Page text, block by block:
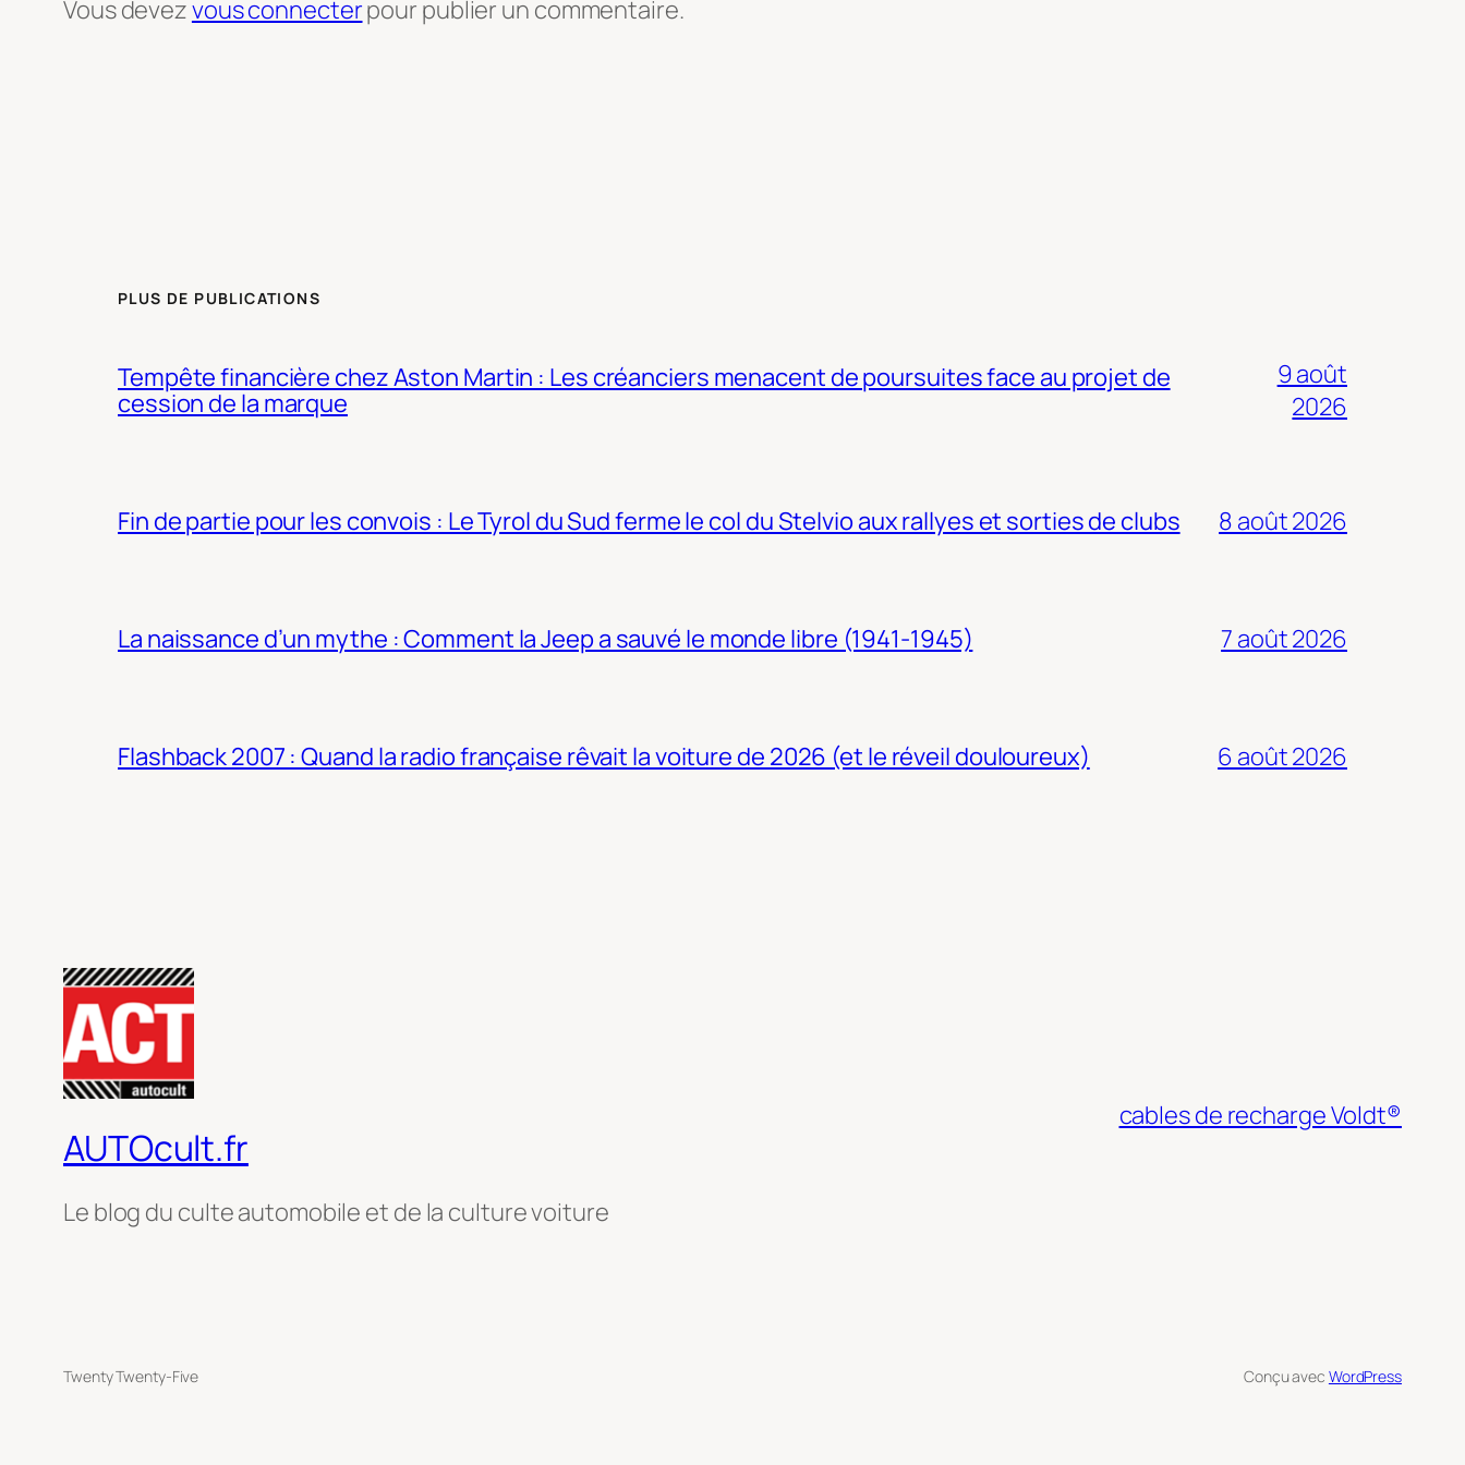
Vous devezvous connecterpour publier un commentaire.
PLUS DE PUBLICATIONS
Tempête financière chez Aston Martin : Les créanciers menacent de poursuites face au projet de
cession de la marque
9 août
2026
Fin de partie pour les convois : Le Tyrol du Sud ferme le col du Stelvio aux rallyes et sorties de clubs 8 août 2026
La naissance d’un mythe : Comment la Jeep a sauvé le monde libre (1941-1945) 7 août 2026
Flashback 2007 : Quand la radio française rêvait la voiture de 2026 (et le réveil douloureux) 6 août 2026
AUTOcult.fr
Le blog du culte automobile et de la culture voiture
cables de recharge Voldt®
Twenty Twenty-Five Conçu avec WordPress